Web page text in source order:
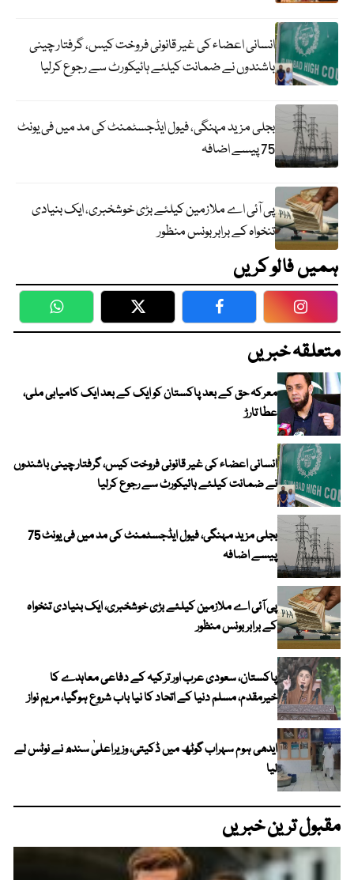
انسانی اعضاء کی غیر قانونی فروخت کیس، گرفتار چینی
باشندوں نے ضمانت کیلئے ہائیکورٹ سے رجوع کرلیا
بجلی مزید مہنگی، فیول ایڈجسٹمنٹ کی مد میں فی یونٹ
75 پیسے اضافہ
پی آئی اے ملازمین کیلئے بڑی خوشخبری، ایک بنیادی
تنخواہ کے برابر بونس منظور
ہمیں فالو کریں
WhatsApp Twitter Facebook
متعلقہ خبریں
معرکہ حق کے بعد پاکستان کو ایک کے بعد ایک کامیابی ملی،
عطا تارڑ
انسانی اعضاء کی غیر قانونی فروخت کیس، گرفتار چینی باشندوں
نے ضمانت کیلئے ہائیکورٹ سے رجوع کرلیا
بجلی مزید مہنگی، فیول ایڈجسٹمنٹ کی مد میں فی یونٹ 75
پیسے اضافہ
پی آئی اے ملازمین کیلئے بڑی خوشخبری، ایک بنیادی تنخواہ
کے برابر بونس منظور
پاکستان، سعودی عرب اور ترکیہ کے دفاعی معاہدے کا
خیرمقدم، مسلم دنیا کے اتحاد کا نیا باب شروع ہوگیا، مریم نواز
ایدھی ہوم سہراب گوٹھ میں ڈکیتی، وزیراعلیٰ سندھ نے نوٹس لے
لیا
مقبول ترین خبریں